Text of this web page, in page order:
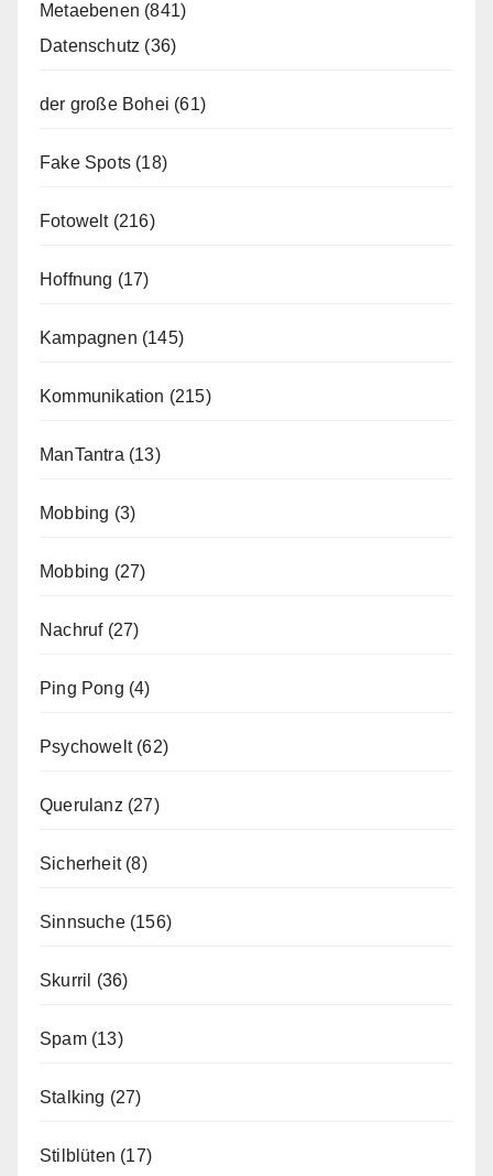
Metaebenen (841)
Datenschutz (36)
der große Bohei (61)
Fake Spots (18)
Fotowelt(216)
Hoffnung (17)
Kampagnen (145)
Kommunikation (215)
ManTantra(13)
Mobbing (3)
Mobbing (27)
Nachruf(27)
Ping Pong (4)
Psychowelt(62)
Querulanz(27)
Sicherheit(8)
Sinnsuche(156)
Skurril (36)
Spam(13)
Stalking (27)
Stilblüten (17)